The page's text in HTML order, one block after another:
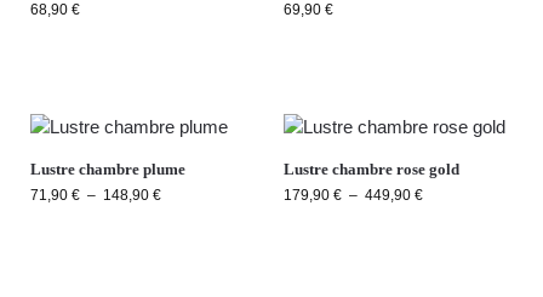
68,90 € 69,90 €
Lustre chambre plume
71,90 € – 148,90 €
Lustre chambre rose gold
179,90 € – 449,90 €